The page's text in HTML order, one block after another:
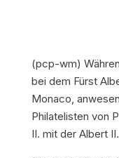
(pcp-wm)
bei dem Fürst
Monaco,
Philatelisten von
II. mit der Albert